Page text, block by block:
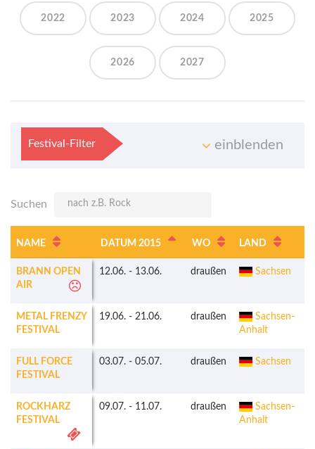
2022 2023 2024 2025
2026 2027
Festival-Filter einblenden
Suchen
NAME DATUM 2015 WO LAND
BRANN OPEN
AIR
12.06. - 13.06. draußen Sachsen
METAL FRENZY
FESTIVAL
19.06. - 21.06. draußen
Sachsen-
Anhalt
FULL FORCE
FESTIVAL
03.07. - 05.07. draußen Sachsen
ROCKHARZ
FESTIVAL
09.07. - 11.07. draußen
Sachsen-
Anhalt